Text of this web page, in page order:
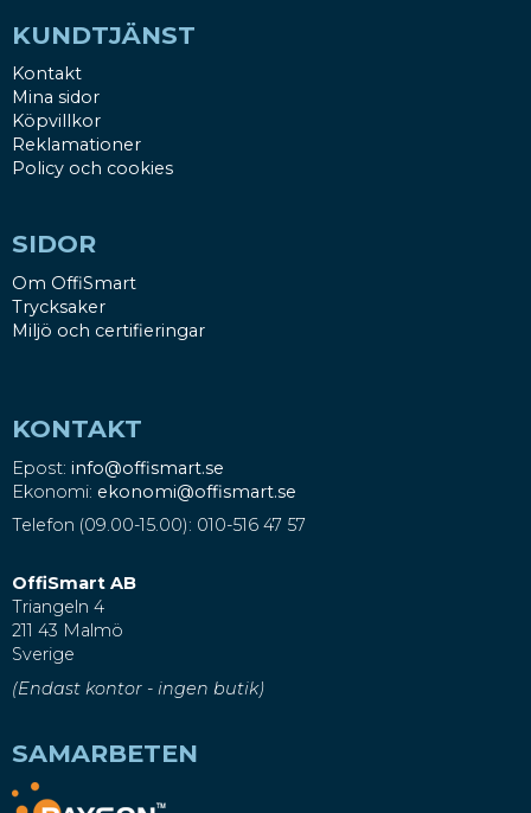
KUNDTJÄNST
Kontakt
Mina sidor
Köpvillkor
Reklamationer
Policy och cookies
SIDOR
Om OffiSmart
Trycksaker
Miljö och certifieringar
KONTAKT
Epost: info@offismart.se
Ekonomi: ekonomi@offismart.se
Telefon (09.00-15.00): 010-516 47 57
OffiSmart AB
Triangeln 4
211 43 Malmö
Sverige
(Endast kontor - ingen butik)
SAMARBETEN